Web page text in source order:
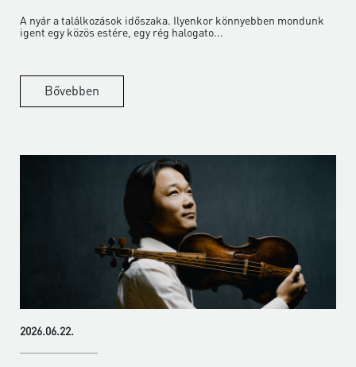
A nyár a találkozások időszaka. Ilyenkor könnyebben mondunk
igent egy közös estére, egy rég halogato...
Bővebben
2026.06.22.